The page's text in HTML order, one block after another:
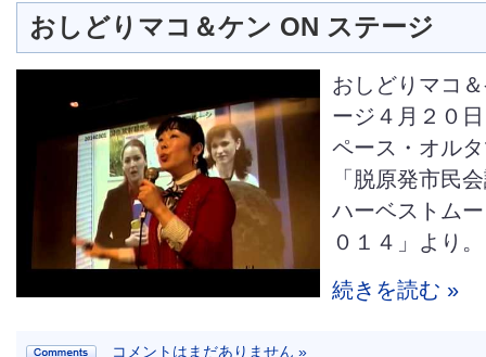
おしどりマコ＆ケン ON ステージ
おしどりマコ
ージ４月２０
ペース・オル
「脱原発市民
ハーベストム
０１４」より。
続きを読む »
コメントはまだありません »